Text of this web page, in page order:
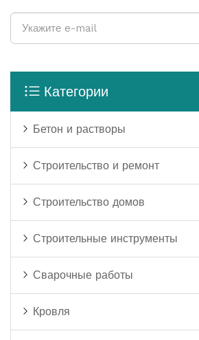
Категории
Бетон и растворы
Строительство и ремонт
Строительство домов
Строительные инструменты
Сварочные работы
Кровля